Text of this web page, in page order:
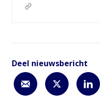
Deel nieuwsbericht